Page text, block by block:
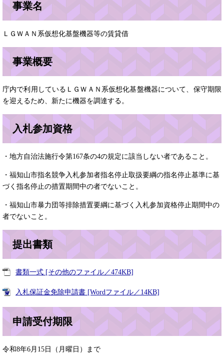
事業名
ＬＧＷＡＮ系仮想化基盤機器等の賃貸借
事業概要
庁内で利用しているＬＧＷＡＮ系仮想化基盤機器について、保守期限
を迎えるため、新たに機器を調達する。
入札参加資格
・地方自治法施行令第167条の4の規定に該当しない者であること。
・福知山市指名競争入札参加者指名停止取扱要綱の指名停止基準に基
づく指名停止の措置期間中の者でないこと。
・福知山市暴力団等排除措置要綱に基づく入札参加資格停止期間中の
者でないこと。
提出書類
書類一式 [その他のファイル／474KB]
入札保証金免除申請書 [Wordファイル／14KB]
申請受付期限
令和8年6月15日（月曜日）まで